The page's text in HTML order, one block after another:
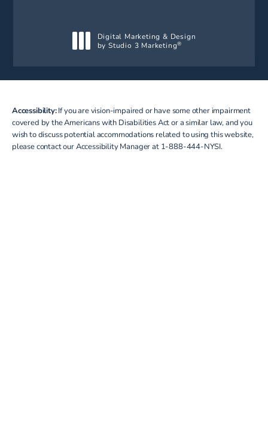
Digital Marketing & Design
by Studio 3 Marketing®
Accessibility:If you are vision-impaired or have some other impairment
covered by the Americans with Disabilities Act or a similar law, and you
wish to discuss potential accommodations related to using this website,
please contact our Accessibility Manager at 1-888-444-NYSI.